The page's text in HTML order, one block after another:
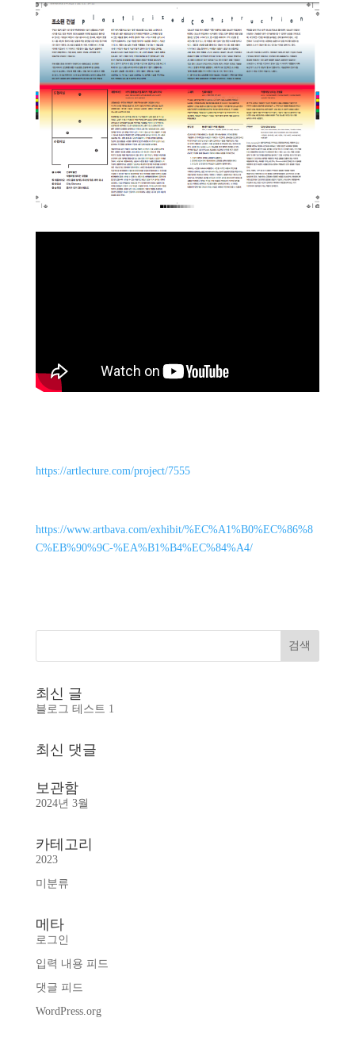
https://artlecture.com/project/7555
https://www.artbava.com/exhibit/%EC%A1%B0%EC%86%8
C%EB%90%9C-%EA%B1%B4%EC%84%A4/
최신 글
블로그 테스트 1
최신 댓글
보관함
2024년 3월
카테고리
2023
미분류
메타
로그인
입력 내용 피드
댓글 피드
WordPress.org